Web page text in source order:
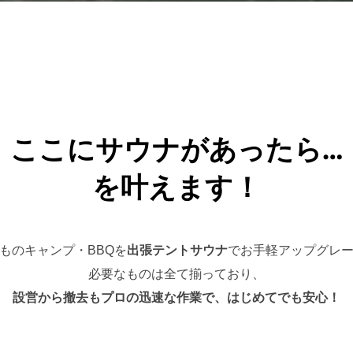
ここにサウナがあったら…
を叶えます！
のキャンプ・BBQを出張テントサウナでお手軽アップグレ
必要なものは全て揃っており、
設営から撤去もプロの迅速な作業で、はじめてでも安心！